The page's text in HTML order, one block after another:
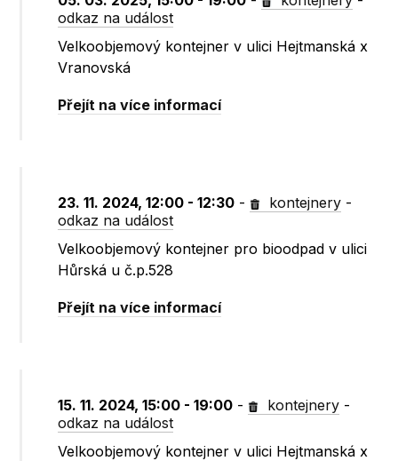
odkaz na událost
Velkoobjemový kontejner v ulici Hejtmanská x
Vranovská
Přejít na více informací
23. 11. 2024, 12:00 - 12:30 - kontejnery -
odkaz na událost
Velkoobjemový kontejner pro bioodpad v ulici
Hůrská u č.p.528
Přejít na více informací
15. 11. 2024, 15:00 - 19:00 - kontejnery -
odkaz na událost
Velkoobjemový kontejner v ulici Hejtmanská x